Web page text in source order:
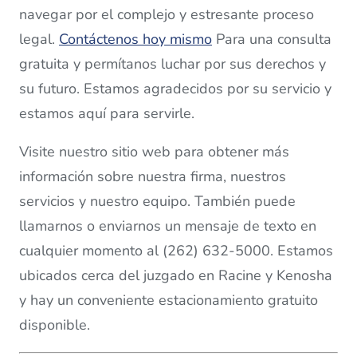
navegar por el complejo y estresante proceso
legal. Contáctenos hoy mismo Para una consulta
gratuita y permítanos luchar por sus derechos y
su futuro. Estamos agradecidos por su servicio y
estamos aquí para servirle.
Visite nuestro sitio web para obtener más
información sobre nuestra firma, nuestros
servicios y nuestro equipo. También puede
llamarnos o enviarnos un mensaje de texto en
cualquier momento al (262) 632-5000. Estamos
ubicados cerca del juzgado en Racine y Kenosha
y hay un conveniente estacionamiento gratuito
disponible.